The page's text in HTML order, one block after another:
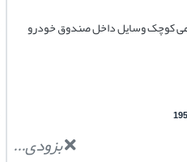
کوچک وسایل داخل صندوق خودرو
بزودی...